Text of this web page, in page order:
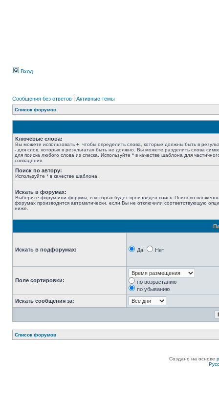
Вход
Сообщения без ответов | Активные темы
Список форумов
Ключевые слова:
Вы можете использовать + , чтобы определить слова, которые должны быть в
- для слов, которых в результатах быть не должно. Вы можете разделить слова
для поиска любого слова из списка. Используйте * в качестве шаблона для
совпадения.
Поиск по автору:
Используйте * в качестве шаблона.
Искать в форумах:
Выберите форум или форумы, в которых будет произведен поиск. Поиск во
форумах производится автоматически, если Вы не отключили соответствующую
ниже.
Искать в подфорумах: Да Нет
Поле сортировки:
по возрастанию
по убыванию
Искать сообщения за:
Список форумов
Создано на основе